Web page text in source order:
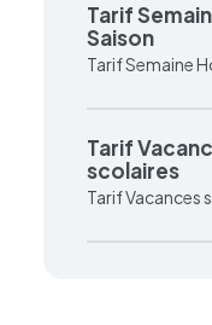
Tarif
Saison
Tarif Semaine
Tarif
scolaires
Tarif Vacances